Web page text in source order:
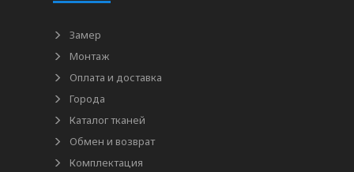
Замер
Монтаж
Оплата и доставка
Города
Каталог тканей
Обмен и возврат
Комплектация